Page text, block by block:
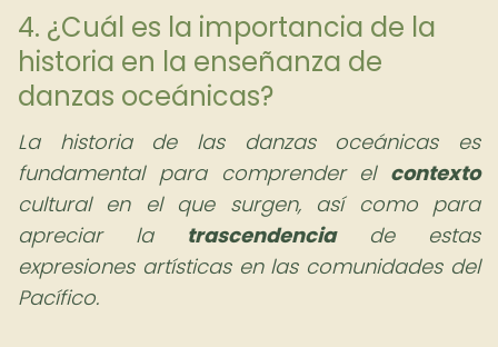
4. ¿Cuál es la importancia de la
historia en la enseñanza de
danzas oceánicas?
La historia de las danzas oceánicas es
fundamental para comprender el contexto
cultural en el que surgen, así como para
apreciar la trascendenciade estas
expresiones artísticas en las comunidades del
Pacífico.